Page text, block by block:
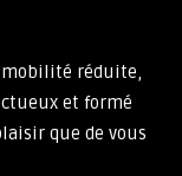
mobilité réduite,
et formé
que de vous